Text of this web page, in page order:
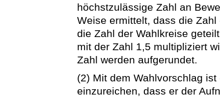
höchstzulässige Zahl an
Weise ermittelt, dass die
die Zahl der Wahlkreise
mit der Zahl 1,5 multipliziert
Zahl werden aufgerundet.
(2) Mit dem Wahlvorschlag
einzureichen, dass er der